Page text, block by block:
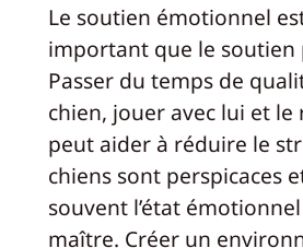
Le soutien émotionnel
important que le soutien
Passer du temps de
chien, jouer avec lui et
peut aider à réduire le
chiens sont perspicaces
souvent l’état
maître. Créer un